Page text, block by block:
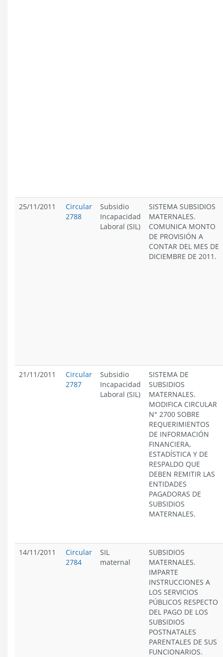
25/11/2011
Circular
2788
Subsidio
Incapacidad
Laboral (SIL)
SISTEMA SUBSIDIOS
MATERNALES.
COMUNICA MONTO
DE PROVISIÓN A
CONTAR DEL MES DE
DICIEMBRE DE 2011.
21/11/2011
Circular
2787
Subsidio
Incapacidad
Laboral (SIL)
SISTEMA DE
SUBSIDIOS
MATERNALES.
MODIFICA CIRCULAR
N° 2700 SOBRE
REQUERIMIENTOS
DE INFORMACIÓN
FINANCIERA,
ESTADÍSTICA Y DE
RESPALDO QUE
DEBEN REMITIR LAS
ENTIDADES
PAGADORAS DE
SUBSIDIOS
MATERNALES.
14/11/2011
Circular
2784
SIL
maternal
SUBSIDIOS
MATERNALES.
IMPARTE
INSTRUCCIONES A
LOS SERVICIOS
PÚBLICOS RESPECTO
DEL PAGO DE LOS
SUBSIDIOS
POSTNATALES
PARENTALES DE SUS
FUNCIONARIOS.